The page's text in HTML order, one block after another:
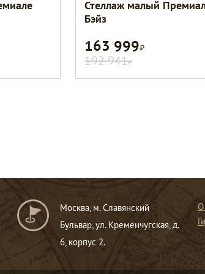
Стеллаж малый
Бэйз
163 999Р
192 941Р
Москва, м. Славянский
Бульвар, ул. Кременчугская, д.
6, корпус 2.
О